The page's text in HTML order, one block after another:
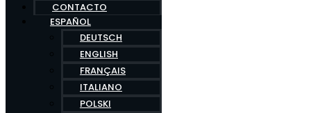
CONTACTO
ESPAÑOL
DEUTSCH
ENGLISH
FRANÇAIS
ITALIANO
POLSKI